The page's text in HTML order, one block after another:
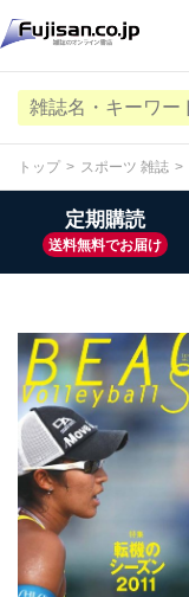
トップ スポーツ 雑誌
定期購読
送料無料でお届け